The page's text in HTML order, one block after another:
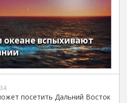
океане вспыхивают
посетить Дальний Восток